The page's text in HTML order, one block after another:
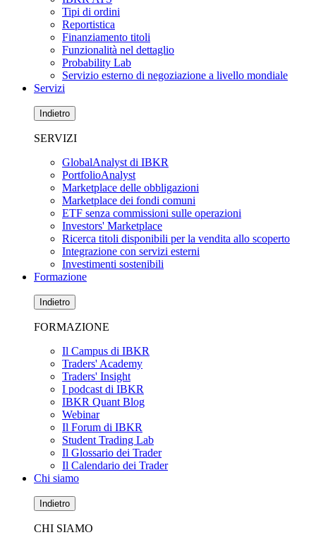
Tipi di ordini
Reportistica
Finanziamento titoli
Funzionalità nel dettaglio
Probability Lab
Servizio esterno di negoziazione a livello mondiale
Servizi
Indietro
SERVIZI
GlobalAnalyst di IBKR
PortfolioAnalyst
Marketplace delle obbligazioni
Marketplace dei fondi comuni
ETF senza commissioni sulle operazioni
Investors' Marketplace
Ricerca titoli disponibili per la vendita allo scoperto
Integrazione con servizi esterni
Investimenti sostenibili
Formazione
Indietro
FORMAZIONE
Il Campus di IBKR
Traders' Academy
Traders' Insight
I podcast di IBKR
IBKR Quant Blog
Webinar
Il Forum di IBKR
Student Trading Lab
Il Glossario dei Trader
Il Calendario dei Trader
Chi siamo
Indietro
CHI SIAMO